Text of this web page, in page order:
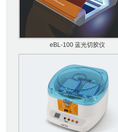
eBL-100 蓝光切胶仪